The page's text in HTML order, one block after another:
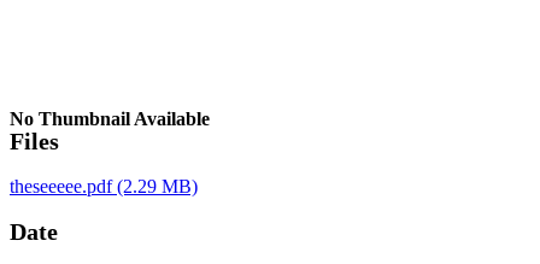
No Thumbnail Available
Files
theseeeee.pdf(2.29 MB)
Date